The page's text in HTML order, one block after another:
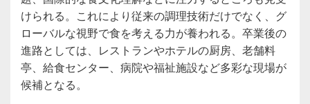
けられる。これにより従来の調理技術だけでなく、グ
ローバルな視野で食を考える力が養われる。卒業後の
進路としては、レストランやホテルの厨房、老舗料
亭、給食センター、病院や福祉施設など多彩な現場が
候補となる。